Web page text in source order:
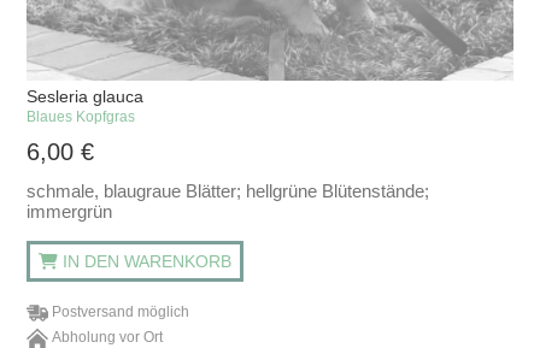
Sesleria glauca
Blaues Kopfgras
6,00€
schmale, blaugraue Blätter; hellgrüne Blütenstände;
immergrün
IN DEN WARENKORB
Postversand möglich
Abholung vor Ort